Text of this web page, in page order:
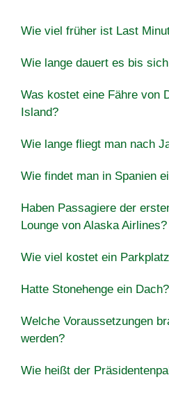
Wie viel früher ist Last
Wie lange dauert es bis
Was kostet eine Fähre von
Island?
Wie lange fliegt man nach
Wie findet man in Spanien
Haben Passagiere der
Lounge von Alaska Airlines?
Wie viel kostet ein
Hatte Stonehenge ein Dach?
Welche Voraussetzungen
werden?
Wie heißt der